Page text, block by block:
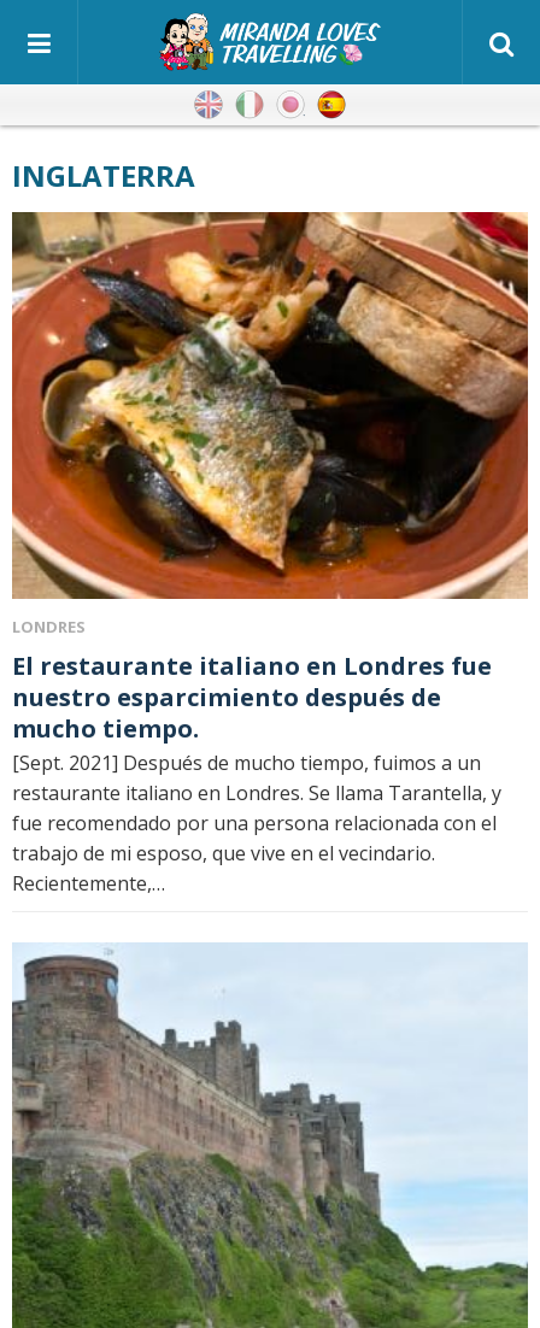
InglésItalianoJaponés
INGLATERRA
LONDRES
El restaurante italiano en Londres fue
nuestro esparcimiento después de
mucho tiempo.
[Sept. 2021] Después de mucho tiempo, fuimos a un
restaurante italiano en Londres. Se llama Tarantella, y
fue recomendado por una persona relacionada con el
trabajo de mi esposo, que vive en el vecindario.
Recientemente,…